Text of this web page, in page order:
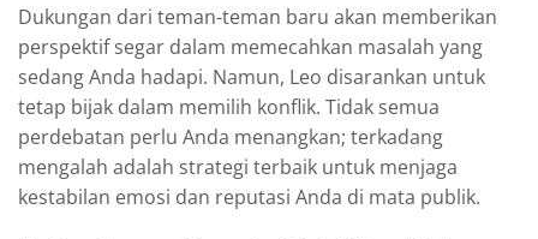
Dukungan dari teman-teman baru akan memberikan
perspektif segar dalam memecahkan masalah yang
sedang Anda hadapi. Namun, Leo disarankan untuk
tetap bijak dalam memilih konflik. Tidak semua
perdebatan perlu Anda menangkan; terkadang
mengalah adalah strategi terbaik untuk menjaga
kestabilan emosi dan reputasi Anda di mata publik.